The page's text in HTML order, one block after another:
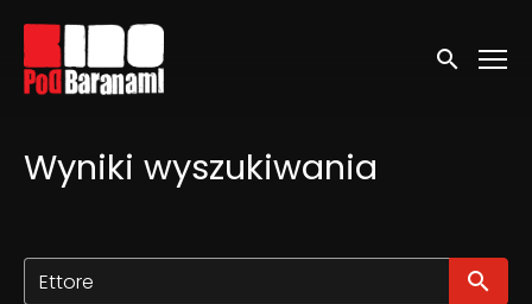
Linki ułatwień dostępu
Wyszukaj
Wyniki wyszukiwania